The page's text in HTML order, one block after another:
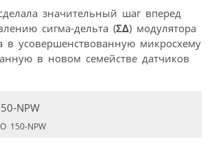
значительный шаг вперед
сигма-дельта (Ʃ∆) модулятора
в усовершенствованную микросхему
в новом семействе датчиков
150-NPW